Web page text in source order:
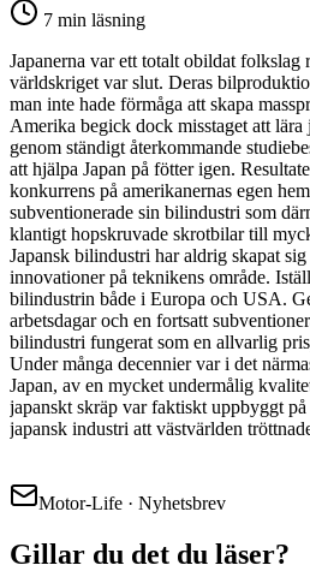
7 min läsning
Japanerna var ett totalt obildat folkslag
världskriget var slut. Deras
man inte hade förmåga att skapa
Amerika begick dock misstaget att lära
genom ständigt återkommande
att hjälpa Japan på fötter igen.
konkurrens på amerikanernas egen
subventionerade sin bilindustri som
klantigt hopskruvade skrotbilar till
Japansk bilindustri har aldrig skapat
innovationer på teknikens område.
bilindustrin både i Europa och USA.
arbetsdagar och en fortsatt
bilindustri fungerat som en allvarlig
Under många decennier var i det
Japan, av en mycket undermålig
japanskt skräp var faktiskt uppbyggt
japansk industri att västvärlden
Motor-Life · Nyhetsbrev
Gillar du det du läser?